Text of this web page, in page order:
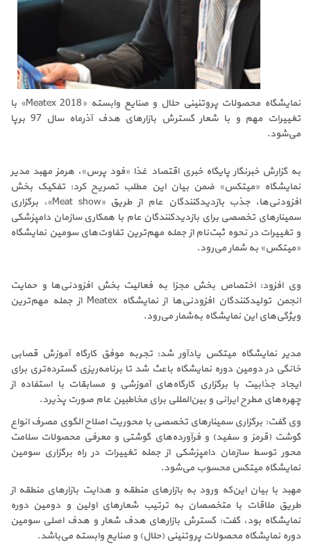
نمایشگاه محصولات پروتئینی حلال و صنایع وابسته «Meatex 2018» با
تغییرات مهم و با شعار گسترش بازارهای هدف آذرماه سال 97 برپا
می‌شود.
به گزارش خبرنگار پایگاه خبری اقتصاد غذا «فود پرس»، هرمز مهبد مدیر
نمایشگاه «میتکس» ضمن بیان این مطلب تصریح کرد: تفکیک بخش
افزودنی‌ها، جذب بازدیدکنندگان عام از طریق «Meat show»، برگزاری
سمینارهای تخصصی برای بازدیدکنندگان عام با همکاری سازمان دامپزشکی
و تغییرات در نحوه ثبت‌نام از جمله مهم‌ترین تفاوت‌های سومین نمایشگاه
«میتکس» به شمار می‌رود.
وی افزود: اختصاص بخش مجزا به فعالیت بخش افزودنی‌ها و حمایت
انجمن تولیدکنندگان افزودنی‌ها از نمایشگاه Meatex از جمله مهم‌ترین
ویژگی‌های این نمایشگاه به‌شمار می‌رود.
مدیر نمایشگاه میتکس یادآور شد: تجربه موفق کارگاه آموزش قصابی
خانگی در دومین دوره نمایشگاه باعث شد تا برنامه‌ریزی گسترده‌تری برای
ایجاد جذابیت با برگزاری کارگاه‌های آموزشی و مسابقات با استفاده از
چهره‌های مطرح ایرانی و بین‌المللی برای مخاطبین عام صورت پذیرد.
وی گفت: برگزاری سمینارهای تخصصی با محوریت اصلاح الگوی مصرف انواع
گوشت (قرمز و سفید) و فرآورده‌های گوشتی و معرفی محصولات سلامت
محور توسط سازمان دامپزشکی از جمله تغییرات در راه برگزاری سومین
نمایشگاه میتکس محسوب می‌شود.
مهبد با بیان این‌که ورود به بازارهای منطقه و هدایت بازارهای منطقه از
طریق ملاقات با متخصصان به ترتیب شعارهای اولین و دومین دوره
نمایشگاه بود، گفت: گسترش بازارهای هدف شعار و هدف اصلی سومین
دوره نمایشگاه محصولات پروتئینی (حلال) و صنایع وابسته می‌باشد.